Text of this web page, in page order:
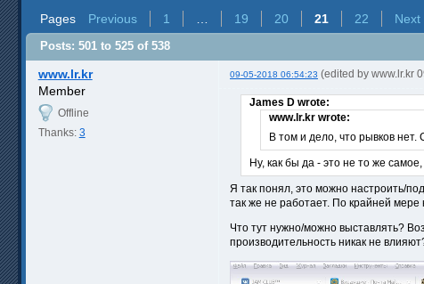
Pages Previous 1 19 20 21 22 Next
Posts: 501 to 525 of 538
www.lr.kr 09-05-2018 06:54:23 (edited by www.lr.kr
Member
Offline
Thanks: 3
James D wrote:
www.lr.kr wrote:
В том и дело, что рывков
Ну, как бы да - это не то же
Я так понял, это можно настроить/
так же не работает. По крайней
Что тут нужно/можно выставлять?
производительность никак не